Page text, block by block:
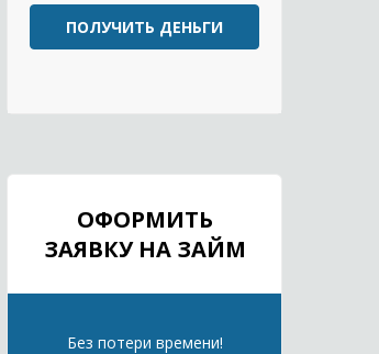
ПОЛУЧИТЬ ДЕНЬГИ
ОФОРМИТЬ
ЗАЯВКУ НА ЗАЙМ
Без потери времени!